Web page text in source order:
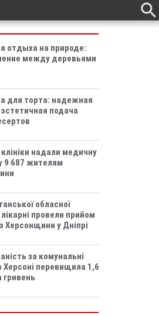
отдыха на природе:
между деревьями
для торта: надежная
подача
клініки надали медичну
9 687 жителям
обласної
лікарні провели прийом
Херсонщини у Дніпрі
за комунальні
Херсоні перевищила 1,6
гривень